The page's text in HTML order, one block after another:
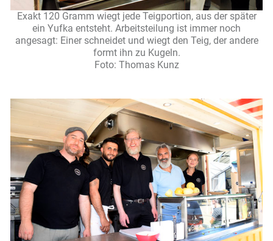
Exakt 120 Gramm wiegt jede Teigportion, aus der später
ein Yufka entsteht. Arbeitsteilung ist immer noch
angesagt: Einer schneidet und wiegt den Teig, der andere
formt ihn zu Kugeln.
Foto: Thomas Kunz